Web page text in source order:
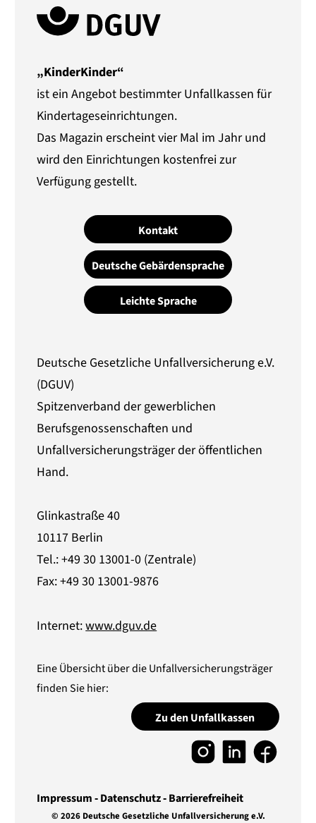
„KinderKinder“
ist ein Angebot bestimmter Unfallkassen für
Kindertageseinrichtungen.
Das Magazin erscheint vier Mal im Jahr und
wird den Einrichtungen kostenfrei zur
Verfügung gestellt.
Kontakt
Deutsche Gebärdensprache
Leichte Sprache
Deutsche Gesetzliche Unfallversicherung e.V.
(DGUV)
Spitzenverband der gewerblichen
Berufsgenossenschaften und
Unfallversicherungsträger der öffentlichen
Hand.
Glinkastraße 40
10117 Berlin
Tel.: +49 30 13001-0 (Zentrale)
Fax: +49 30 13001-9876
Internet:www.dguv.de
Eine Übersicht über die Unfallversicherungsträger
finden Sie hier:
Zu den Unfallkassen
Impressum Datenschutz Barrierefreiheit
© 2026 Deutsche Gesetzliche Unfallversicherung e.V.